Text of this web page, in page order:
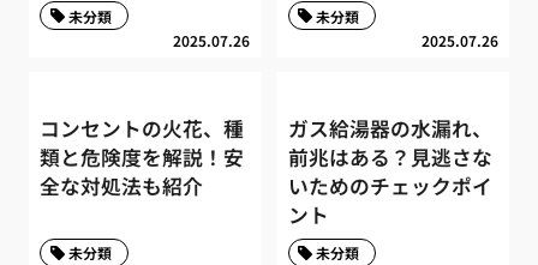
2025.07.26
未分類
2025.07.26
未分類
コンセントの火花、種
類と危険度を解説！安
全な対処法も紹介
未分類
ガス給湯器の水漏れ、
前兆はある？見逃さな
いためのチェックポイ
ント
未分類